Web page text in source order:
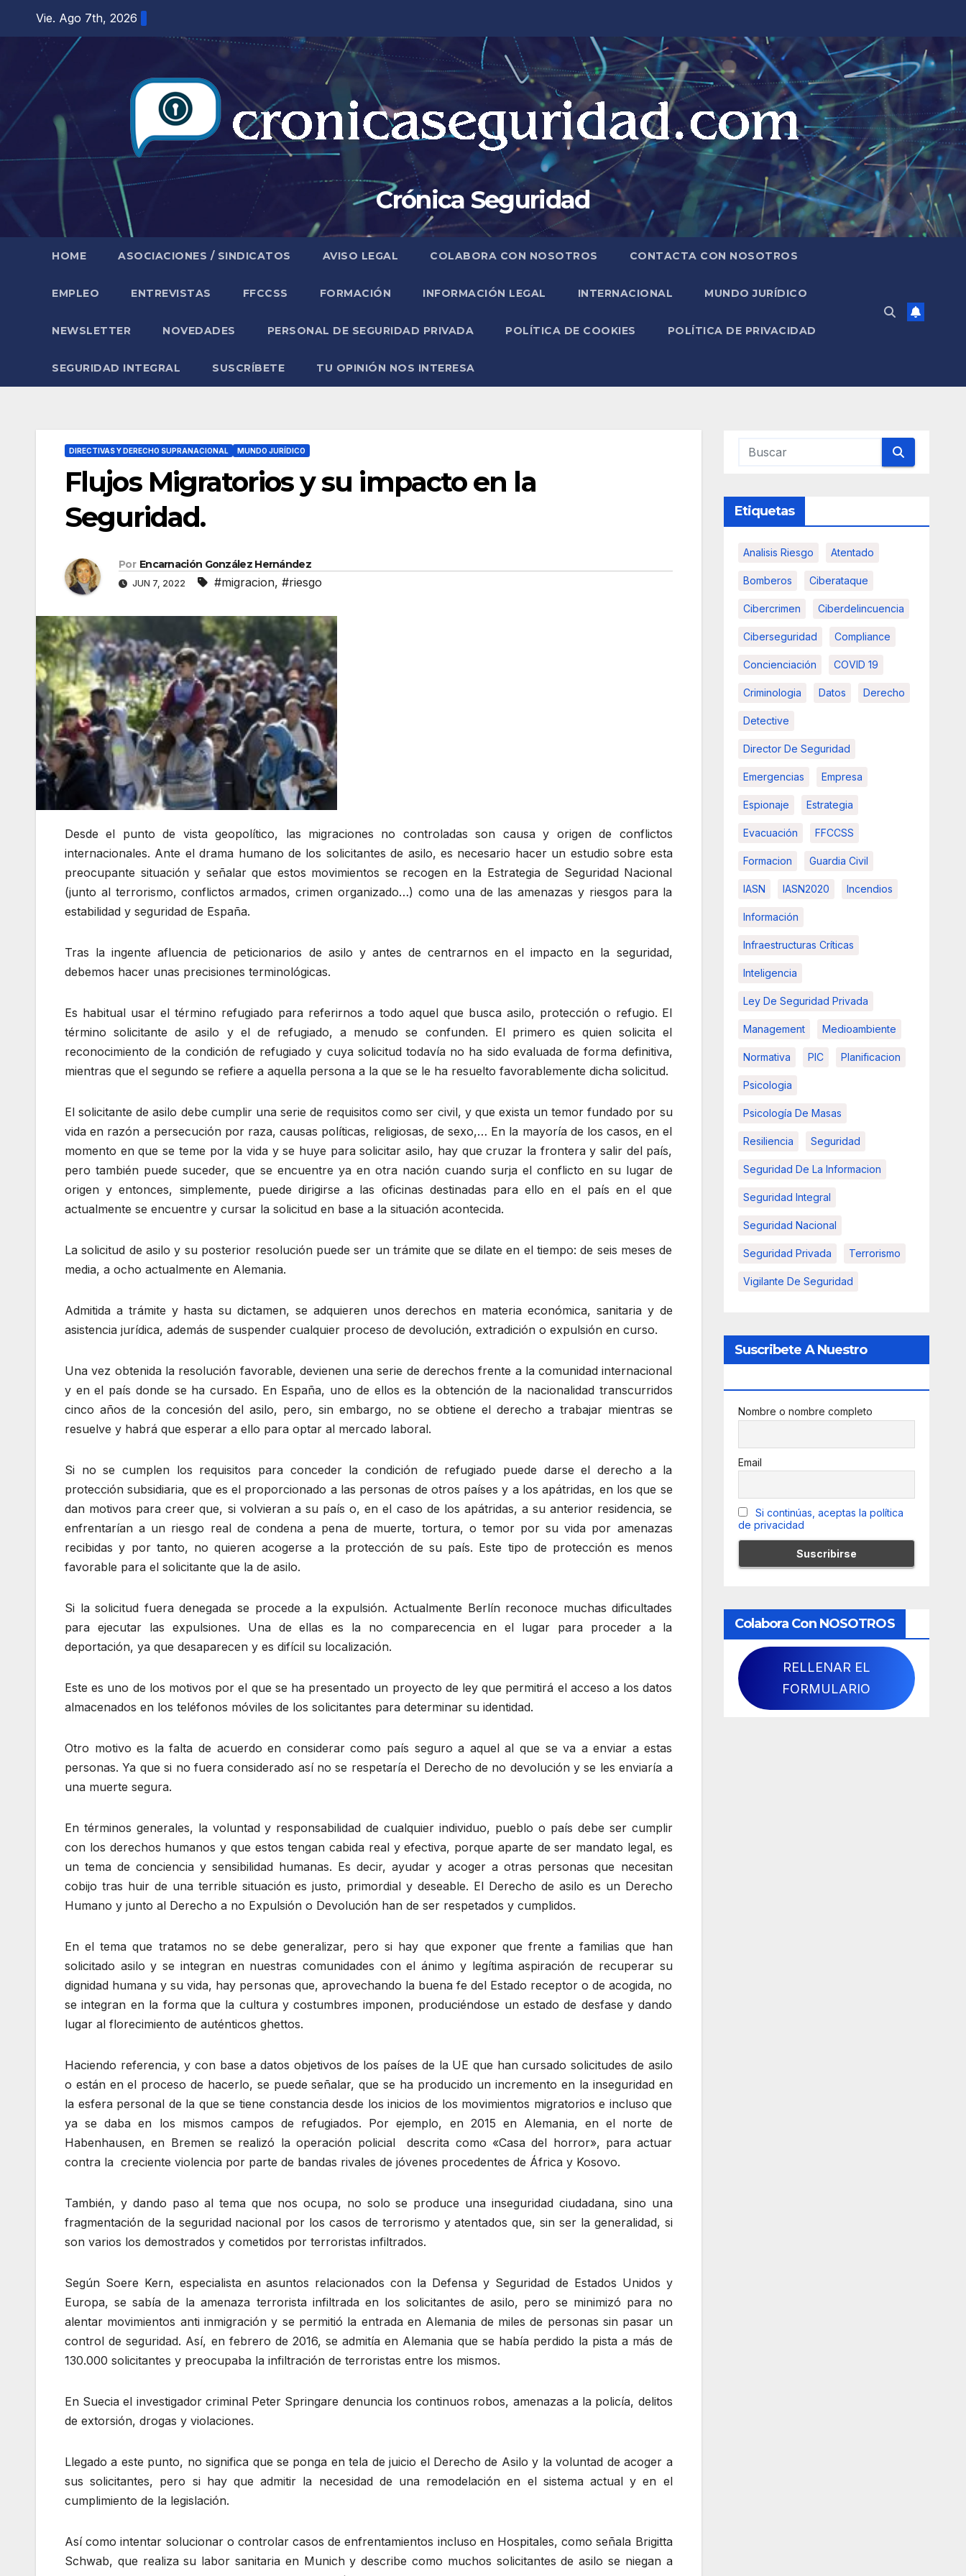
contenido
Vie. Ago 7th, 2026
Crónica Seguridad
HOME ASOCIACIONES / SINDICATOS AVISO LEGAL COLABORA CON NOSOTROS CONTACTA CON NOSOTROS
EMPLEO ENTREVISTAS FFCCSS FORMACIÓN INFORMACIÓN LEGAL INTERNACIONAL MUNDO JURÍDICO
NEWSLETTER NOVEDADES PERSONAL DE SEGURIDAD PRIVADA POLÍTICA DE COOKIES POLÍTICA DE PRIVACIDAD
SEGURIDAD INTEGRAL SUSCRÍBETE TU OPINIÓN NOS INTERESA
DIRECTIVAS Y DERECHO SUPRANACIONAL MUNDO JURÍDICO
Flujos Migratorios y su impacto en la
Seguridad.
Por Encarnación González Hernández
JUN 7, 2022 #migracion, #riesgo
Desde el punto de vista geopolítico, las migraciones no controladas son causa y origen de conflictos
internacionales. Ante el drama humano de los solicitantes de asilo, es necesario hacer un estudio sobre esta
preocupante situación y señalar que estos movimientos se recogen en la Estrategia de Seguridad Nacional
(junto al terrorismo, conflictos armados, crimen organizado…) como una de las amenazas y riesgos para la
estabilidad y seguridad de España.
Tras la ingente afluencia de peticionarios de asilo y antes de centrarnos en el impacto en la seguridad,
debemos hacer unas precisiones terminológicas.
Es habitual usar el término refugiado para referirnos a todo aquel que busca asilo, protección o refugio. El
término solicitante de asilo y el de refugiado, a menudo se confunden. El primero es quien solicita el
reconocimiento de la condición de refugiado y cuya solicitud todavía no ha sido evaluada de forma definitiva,
mientras que el segundo se refiere a aquella persona a la que se le ha resuelto favorablemente dicha solicitud.
El solicitante de asilo debe cumplir una serie de requisitos como ser civil, y que exista un temor fundado por su
vida en razón a persecución por raza, causas políticas, religiosas, de sexo,… En la mayoría de los casos, en el
momento en que se teme por la vida y se huye para solicitar asilo, hay que cruzar la frontera y salir del país,
pero también puede suceder, que se encuentre ya en otra nación cuando surja el conflicto en su lugar de
origen y entonces, simplemente, puede dirigirse a las oficinas destinadas para ello en el país en el que
actualmente se encuentre y cursar la solicitud en base a la situación acontecida.
La solicitud de asilo y su posterior resolución puede ser un trámite que se dilate en el tiempo: de seis meses de
media, a ocho actualmente en Alemania.
Admitida a trámite y hasta su dictamen, se adquieren unos derechos en materia económica, sanitaria y de
asistencia jurídica, además de suspender cualquier proceso de devolución, extradición o expulsión en curso.
Una vez obtenida la resolución favorable, devienen una serie de derechos frente a la comunidad internacional
y en el país donde se ha cursado. En España, uno de ellos es la obtención de la nacionalidad transcurridos
cinco años de la concesión del asilo, pero, sin embargo, no se obtiene el derecho a trabajar mientras se
resuelve y habrá que esperar a ello para optar al mercado laboral.
Si no se cumplen los requisitos para conceder la condición de refugiado puede darse el derecho a la
protección subsidiaria, que es el proporcionado a las personas de otros países y a los apátridas, en los que se
dan motivos para creer que, si volvieran a su país o, en el caso de los apátridas, a su anterior residencia, se
enfrentarían a un riesgo real de condena a pena de muerte, tortura, o temor por su vida por amenazas
recibidas y por tanto, no quieren acogerse a la protección de su país. Este tipo de protección es menos
favorable para el solicitante que la de asilo.
Si la solicitud fuera denegada se procede a la expulsión. Actualmente Berlín reconoce muchas dificultades
para ejecutar las expulsiones. Una de ellas es la no comparecencia en el lugar para proceder a la
deportación, ya que desaparecen y es difícil su localización.
Este es uno de los motivos por el que se ha presentado un proyecto de ley que permitirá el acceso a los datos
almacenados en los teléfonos móviles de los solicitantes para determinar su identidad.
Otro motivo es la falta de acuerdo en considerar como país seguro a aquel al que se va a enviar a estas
personas. Ya que si no fuera considerado así no se respetaría el Derecho de no devolución y se les enviaría a
una muerte segura.
En términos generales, la voluntad y responsabilidad de cualquier individuo, pueblo o país debe ser cumplir
con los derechos humanos y que estos tengan cabida real y efectiva, porque aparte de ser mandato legal, es
un tema de conciencia y sensibilidad humanas. Es decir, ayudar y acoger a otras personas que necesitan
cobijo tras huir de una terrible situación es justo, primordial y deseable. El Derecho de asilo es un Derecho
Humano y junto al Derecho a no Expulsión o Devolución han de ser respetados y cumplidos.
En el tema que tratamos no se debe generalizar, pero si hay que exponer que frente a familias que han
solicitado asilo y se integran en nuestras comunidades con el ánimo y legítima aspiración de recuperar su
dignidad humana y su vida, hay personas que, aprovechando la buena fe del Estado receptor o de acogida, no
se integran en la forma que la cultura y costumbres imponen, produciéndose un estado de desfase y dando
lugar al florecimiento de auténticos ghettos.
Haciendo referencia, y con base a datos objetivos de los países de la UE que han cursado solicitudes de asilo
o están en el proceso de hacerlo, se puede señalar, que se ha producido un incremento en la inseguridad en
la esfera personal de la que se tiene constancia desde los inicios de los movimientos migratorios e incluso que
ya se daba en los mismos campos de refugiados. Por ejemplo, en 2015 en Alemania, en el norte de
Habenhausen, en Bremen se realizó la operación policial descrita como «Casa del horror», para actuar
contra la creciente violencia por parte de bandas rivales de jóvenes procedentes de África y Kosovo.
También, y dando paso al tema que nos ocupa, no solo se produce una inseguridad ciudadana, sino una
fragmentación de la seguridad nacional por los casos de terrorismo y atentados que, sin ser la generalidad, si
son varios los demostrados y cometidos por terroristas infiltrados.
Según Soere Kern, especialista en asuntos relacionados con la Defensa y Seguridad de Estados Unidos y
Europa, se sabía de la amenaza terrorista infiltrada en los solicitantes de asilo, pero se minimizó para no
alentar movimientos anti inmigración y se permitió la entrada en Alemania de miles de personas sin pasar un
control de seguridad. Así, en febrero de 2016, se admitía en Alemania que se había perdido la pista a más de
130.000 solicitantes y preocupaba la infiltración de terroristas entre los mismos.
En Suecia el investigador criminal Peter Springare denuncia los continuos robos, amenazas a la policía, delitos
de extorsión, drogas y violaciones.
Llegado a este punto, no significa que se ponga en tela de juicio el Derecho de Asilo y la voluntad de acoger a
sus solicitantes, pero si hay que admitir la necesidad de una remodelación en el sistema actual y en el
cumplimiento de la legislación.
Así como intentar solucionar o controlar casos de enfrentamientos incluso en Hospitales, como señala Brigitta
Schwab, que realiza su labor sanitaria en Munich y describe como muchos solicitantes de asilo se niegan a
Etiquetas
Analisis Riesgo Atentado
Bomberos Ciberataque
Cibercrimen Ciberdelincuencia
Ciberseguridad Compliance
Concienciación COVID 19
Criminologia Datos Derecho
Detective
Director De Seguridad
Emergencias Empresa
Espionaje Estrategia
Evacuación FFCCSS
Formacion Guardia Civil
IASN IASN2020 Incendios
Información
Infraestructuras Críticas
Inteligencia
Ley De Seguridad Privada
Management Medioambiente
Normativa PIC Planificacion
Psicologia
Psicología De Masas
Resiliencia Seguridad
Seguridad De La Informacion
Seguridad Integral
Seguridad Nacional
Seguridad Privada Terrorismo
Vigilante De Seguridad
Suscribete A Nuestro
Nombre o nombre completo
Email
Si continúas, aceptas la política
de privacidad
Colabora Con NOSOTROS
RELLENAR EL
FORMULARIO